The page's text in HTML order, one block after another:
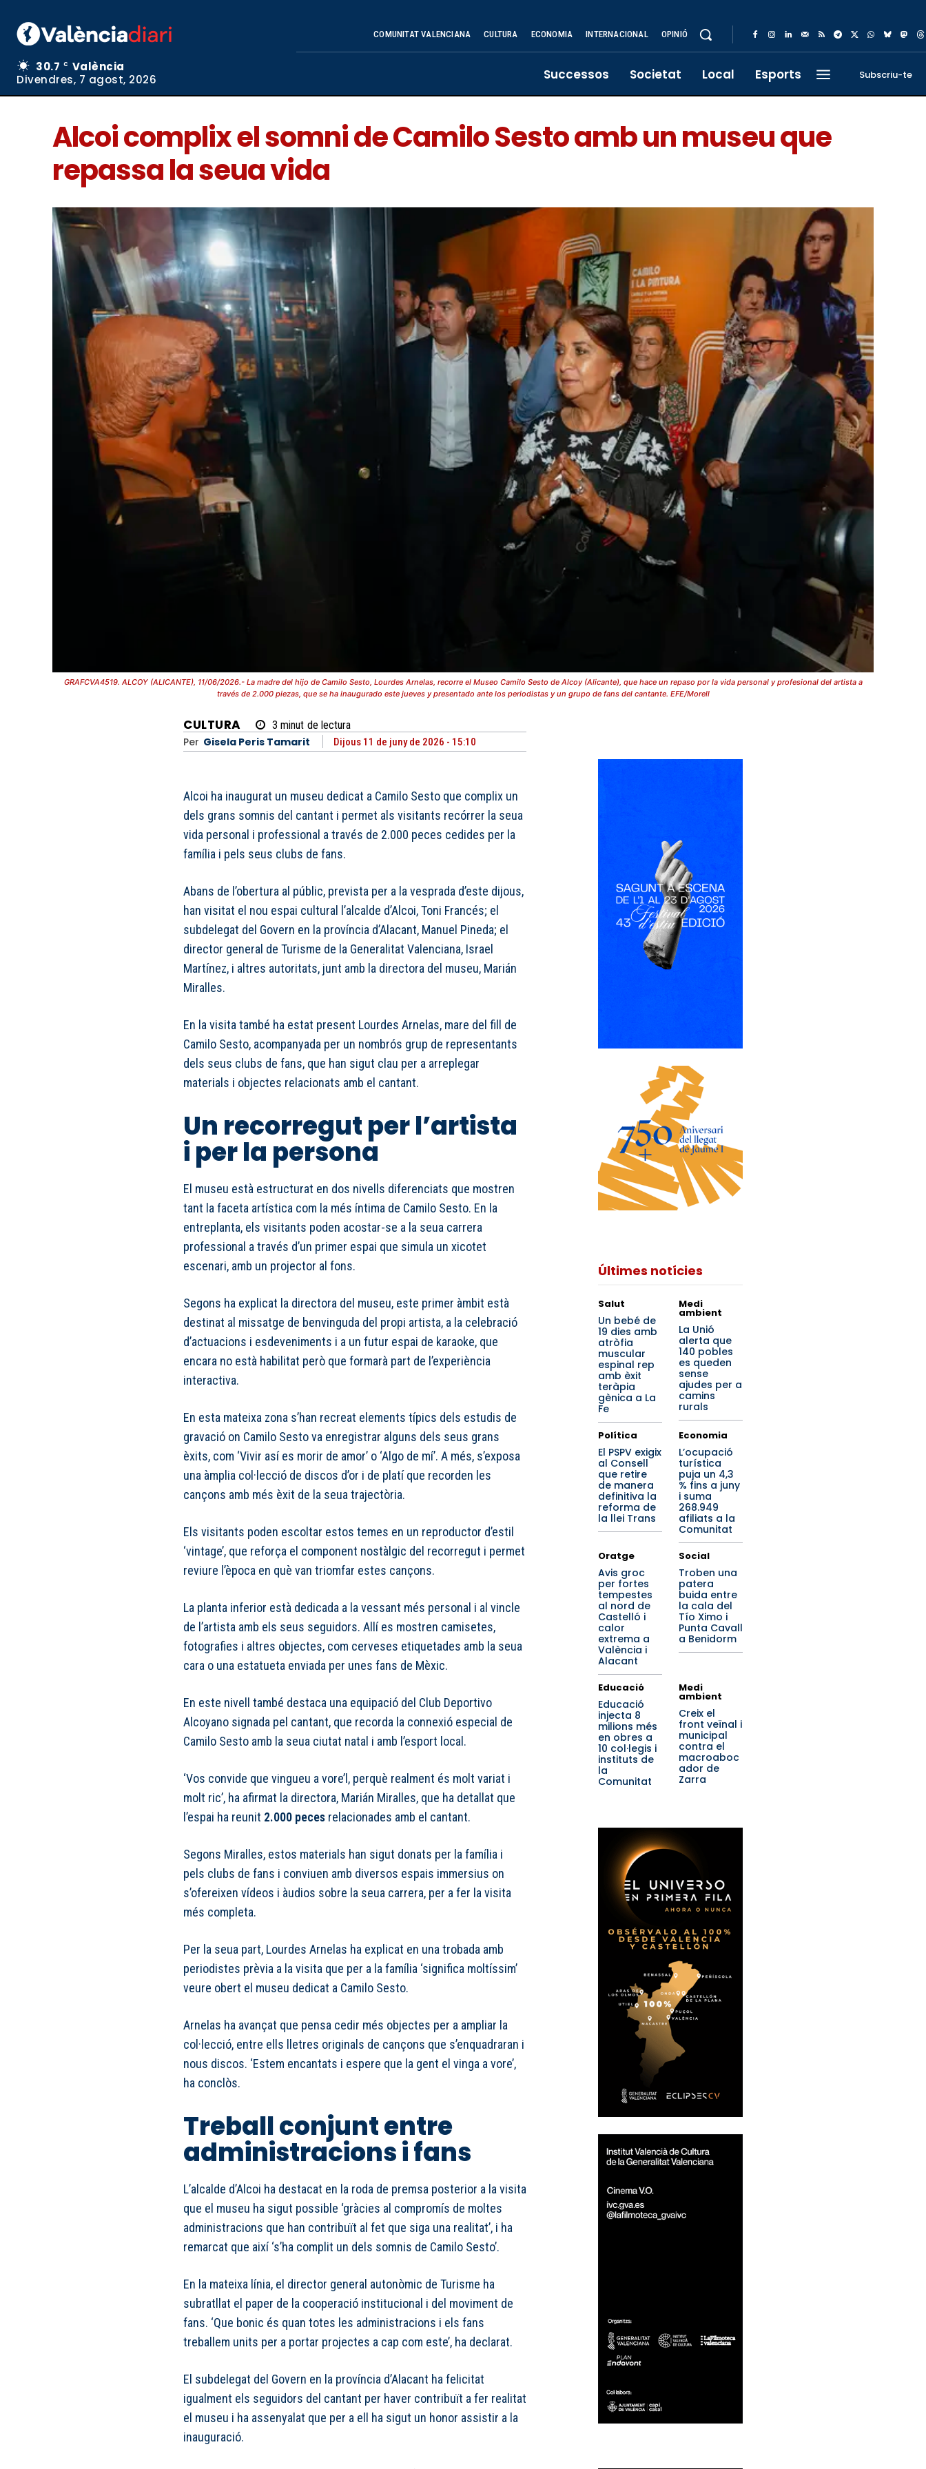
30.7 C
València
Divendres, 7 agost, 2026
COMUNITAT VALENCIANA CULTURA ECONOMIA INTERNACIONAL OPINIÓ
Successos Societat Local Esports Subscriu-te
Alcoi complix el somni de Camilo Sesto amb un museu que
repassa la seua vida
GRAFCVA4519. ALCOY (ALICANTE), 11/06/2026.- La madre del hijo de Camilo Sesto, Lourdes Arnelas, recorre el Museo Camilo Sesto de Alcoy (Alicante), que hace un repaso por la vida personal y profesional del artista a
través de 2.000 piezas, que se ha inaugurado este jueves y presentado ante los periodistas y un grupo de fans del cantante. EFE/Morell
CULTURA 3 minut de lectura
Per Gisela Peris Tamarit Dijous 11 de juny de 2026 - 15:10
Alcoi ha inaugurat un museu dedicat a Camilo Sesto que complix un
dels grans somnis del cantant i permet als visitants recórrer la seua
vida personal i professional a través de 2.000 peces cedides per la
família i pels seus clubs de fans.
Abans de l’obertura al públic, prevista per a la vesprada d’este dijous,
han visitat el nou espai cultural l’alcalde d’Alcoi, Toni Francés; el
subdelegat del Govern en la província d’Alacant, Manuel Pineda; el
director general de Turisme de la Generalitat Valenciana, Israel
Martínez, i altres autoritats, junt amb la directora del museu, Marián
Miralles.
En la visita també ha estat present Lourdes Arnelas, mare del fill de
Camilo Sesto, acompanyada per un nombrós grup de representants
dels seus clubs de fans, que han sigut clau per a arreplegar
materials i objectes relacionats amb el cantant.
Un recorregut per l’artista
i per la persona
El museu està estructurat en dos nivells diferenciats que mostren
tant la faceta artística com la més íntima de Camilo Sesto. En la
entreplanta, els visitants poden acostar-se a la seua carrera
professional a través d’un primer espai que simula un xicotet
escenari, amb un projector al fons.
Segons ha explicat la directora del museu, este primer àmbit està
destinat al missatge de benvinguda del propi artista, a la celebració
d’actuacions i esdeveniments i a un futur espai de karaoke, que
encara no està habilitat però que formarà part de l’experiència
interactiva.
En esta mateixa zona s’han recreat elements típics dels estudis de
gravació on Camilo Sesto va enregistrar alguns dels seus grans
èxits, com ‘Vivir así es morir de amor’ o ‘Algo de mí’. A més, s’exposa
una àmplia col·lecció de discos d’or i de platí que recorden les
cançons amb més èxit de la seua trajectòria.
Els visitants poden escoltar estos temes en un reproductor d’estil
‘vintage’, que reforça el component nostàlgic del recorregut i permet
reviure l’època en què van triomfar estes cançons.
La planta inferior està dedicada a la vessant més personal i al vincle
de l’artista amb els seus seguidors. Allí es mostren camisetes,
fotografies i altres objectes, com cerveses etiquetades amb la seua
cara o una estatueta enviada per unes fans de Mèxic.
En este nivell també destaca una equipació del Club Deportivo
Alcoyano signada pel cantant, que recorda la connexió especial de
Camilo Sesto amb la seua ciutat natal i amb l’esport local.
‘Vos convide que vingueu a vore’l, perquè realment és molt variat i
molt ric’, ha afirmat la directora, Marián Miralles, que ha detallat que
l’espai ha reunit 2.000 peces relacionades amb el cantant.
Segons Miralles, estos materials han sigut donats per la família i
pels clubs de fans i conviuen amb diversos espais immersius on
s’ofereixen vídeos i àudios sobre la seua carrera, per a fer la visita
més completa.
Per la seua part, Lourdes Arnelas ha explicat en una trobada amb
periodistes prèvia a la visita que per a la família ‘significa moltíssim’
veure obert el museu dedicat a Camilo Sesto.
Arnelas ha avançat que pensa cedir més objectes per a ampliar la
col·lecció, entre ells lletres originals de cançons que s’enquadraran i
nous discos. ‘Estem encantats i espere que la gent el vinga a vore’,
ha conclòs.
Treball conjunt entre
administracions i fans
L’alcalde d’Alcoi ha destacat en la roda de premsa posterior a la visita
que el museu ha sigut possible ‘gràcies al compromís de moltes
administracions que han contribuït al fet que siga una realitat’, i ha
remarcat que així ‘s’ha complit un dels somnis de Camilo Sesto’.
En la mateixa línia, el director general autonòmic de Turisme ha
subratllat el paper de la cooperació institucional i del moviment de
fans. ‘Que bonic és quan totes les administracions i els fans
treballem units per a portar projectes a cap com este’, ha declarat.
El subdelegat del Govern en la província d’Alacant ha felicitat
igualment els seguidors del cantant per haver contribuït a fer realitat
el museu i ha assenyalat que per a ell ha sigut un honor assistir a la
inauguració.
Últimes notícies
Salut
Un bebé de
19 dies amb
atròfia
muscular
espinal rep
amb èxit
teràpia
gènica a La
Fe
Medi
ambient
La Unió
alerta que
140 pobles
es queden
sense
ajudes per a
camins
rurals
Política
El PSPV exigix
al Consell
que retire
de manera
definitiva la
reforma de
la llei Trans
Economia
L’ocupació
turística
puja un 4,3
% fins a juny
i suma
268.949
afiliats a la
Comunitat
Oratge
Avis groc
per fortes
tempestes
al nord de
Castelló i
calor
extrema a
València i
Alacant
Social
Troben una
patera
buida entre
la cala del
Tío Ximo i
Punta Cavall
a Benidorm
Educació
Educació
injecta 8
milions més
en obres a
10 col·legis i
instituts de
la
Comunitat
Medi
ambient
Creix el
front veïnal i
municipal
contra el
macroaboc
ador de
Zarra